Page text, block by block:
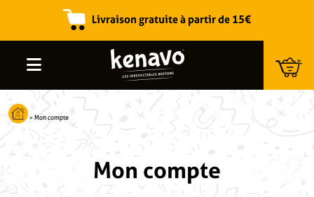
>Mon compte
Mon compte
Livraison gratuite à partir de 15€